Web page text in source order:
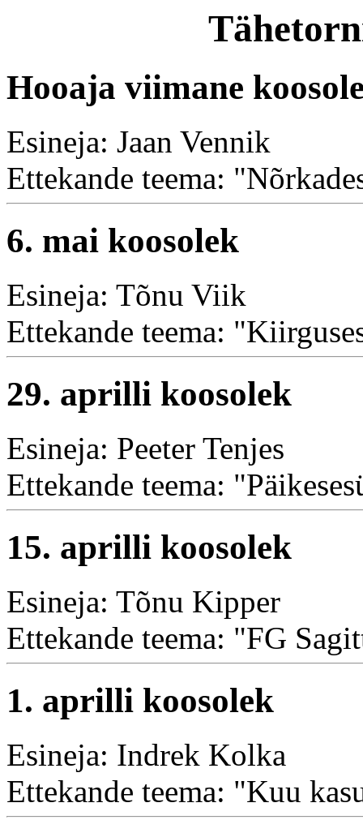
Hooaja viimane
Esineja: Jaan Vennik
Ettekande teema:
6. mai koosolek
Esineja: Tõnu Viik
Ettekande teema:
29. aprilli koosolek
Esineja: Peeter Tenjes
Ettekande teema:
15. aprilli koosolek
Esineja: Tõnu Kipper
Ettekande teema: "FG
1. aprilli koosolek
Esineja: Indrek Kolka
Ettekande teema: "Kuu